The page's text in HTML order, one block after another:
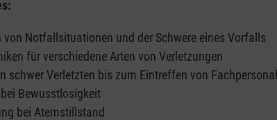
von Notfallsituationen und der Schwere eines Vorfalls
für verschiedene Arten von Verletzungen
schwer Verletzten bis zum Eintreffen von Fachpersonal
Bewusstlosigkeit
bei Atemstillstand